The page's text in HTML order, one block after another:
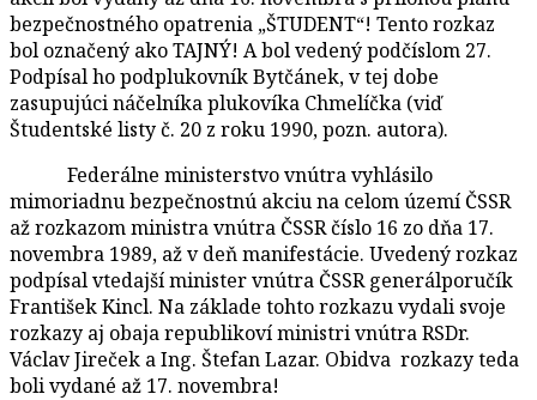
bezpečnostného opatrenia „ŠTUDENT“! Tento rozkaz
bol označený ako TAJNÝ! A bol vedený podčíslom 27.
Podpísal ho podplukovník Bytčánek, v tej dobe
zasupujúci náčelníka plukovíka Chmelíčka (viď
Študentské listy č. 20 z roku 1990, pozn. autora).
Federálne ministerstvo vnútra vyhlásilo
mimoriadnu bezpečnostnú akciu na celom území ČSSR
až rozkazom ministra vnútra ČSSR číslo 16 zo dňa 17.
novembra 1989, až v deň manifestácie. Uvedený rozkaz
podpísal vtedajší minister vnútra ČSSR generálporučík
František Kincl. Na základe tohto rozkazu vydali svoje
rozkazy aj obaja republikoví ministri vnútra RSDr.
Václav Jireček a Ing. Štefan Lazar. Obidva rozkazy teda
boli vydané až 17. novembra!